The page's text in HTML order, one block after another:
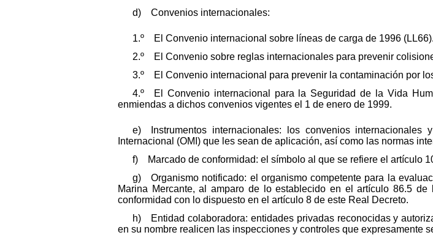
d) Convenios internacionales:
1.º El Convenio internacional sobre líneas de carga de 1996 (LL66).
2.º El Convenio sobre reglas internacionales para prevenir
3.º El Convenio internacional para prevenir la contaminación por
4.º El Convenio internacional para la Seguridad de la Vida
enmiendas a dichos convenios vigentes el 1 de enero de 1999.
e) Instrumentos internacionales: los convenios
Internacional (OMI) que les sean de aplicación, así como las normas
f) Marcado de conformidad: el símbolo al que se refiere el artículo
g) Organismo notificado: el organismo competente para la
Marina Mercante, al amparo de lo establecido en el artículo 86.5
conformidad con lo dispuesto en el artículo 8 de este Real Decreto.
h) Entidad colaboradora: entidades privadas reconocidas y
en su nombre realicen las inspecciones y controles que expresamente